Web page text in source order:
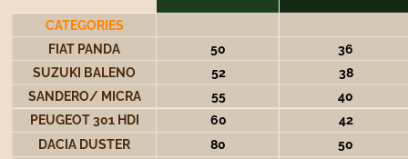
CATEGORIES
FIAT PANDA
50
36
SUZUKI BALENO
52
38
SANDERO/ MICRA
55
40
PEUGEOT 301 HDI
60
42
DACIA DUSTER
80
50